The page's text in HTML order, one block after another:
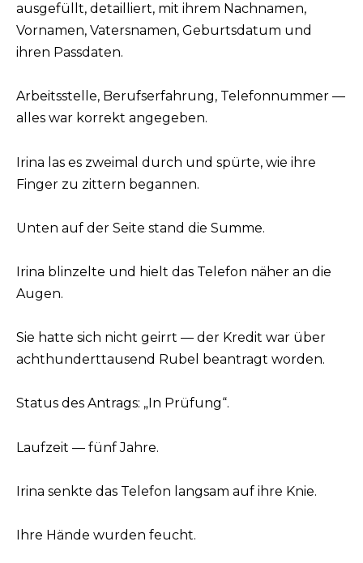
ausgefüllt, detailliert, mit ihrem Nachnamen,
Vornamen, Vatersnamen, Geburtsdatum und
ihren Passdaten.
Arbeitsstelle, Berufserfahrung, Telefonnummer —
alles war korrekt angegeben.
Irina las es zweimal durch und spürte, wie ihre
Finger zu zittern begannen.
Unten auf der Seite stand die Summe.
Irina blinzelte und hielt das Telefon näher an die
Augen.
Sie hatte sich nicht geirrt — der Kredit war über
achthunderttausend Rubel beantragt worden.
Status des Antrags: „In Prüfung“.
Laufzeit — fünf Jahre.
Irina senkte das Telefon langsam auf ihre Knie.
Ihre Hände wurden feucht.